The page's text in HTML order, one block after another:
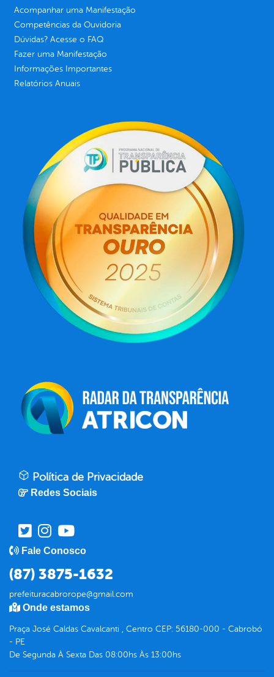
Acompanhar uma Manifestação
Competências da Ouvidoria
Dúvidas? Acesse o FAQ
Fazer uma Manifestação
Informações Importantes
Relatórios Anuais
Política de Privacidade
Redes Sociais
Fale Conosco
(87) 3875-1632
prefeituracabrorope@gmail.com
Onde estamos
Praça José Caldas Cavalcanti , Centro CEP: 56180-000 - Cabrobó
- PE
De Segunda À Sexta Das 08:00hs Às 13:00hs